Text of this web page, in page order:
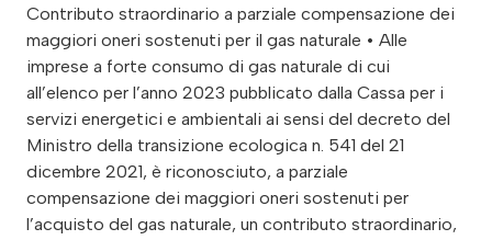
Contributo straordinario a parziale compensazione dei
maggiori oneri sostenuti per il gas naturale • Alle
imprese a forte consumo di gas naturale di cui
all’elenco per l’anno 2023 pubblicato dalla Cassa per i
servizi energetici e ambientali ai sensi del decreto del
Ministro della transizione ecologica n. 541 del 21
dicembre 2021, è riconosciuto, a parziale
compensazione dei maggiori oneri sostenuti per
l’acquisto del gas naturale, un contributo straordinario,